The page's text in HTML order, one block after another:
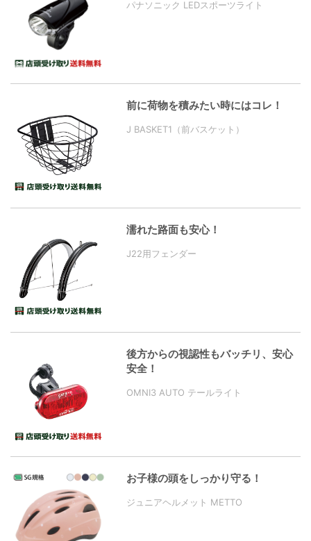
パナソニック LEDスポーツライト
前に荷物を積みたい時にはコレ！
J BASKET1（前バスケット）
濡れた路面も安心！
J22用フェンダー
後方からの視認性もバッチリ、安心
安全！
OMNI3 AUTO テールライト
お子様の頭をしっかり守る！
ジュニアヘルメット METTO